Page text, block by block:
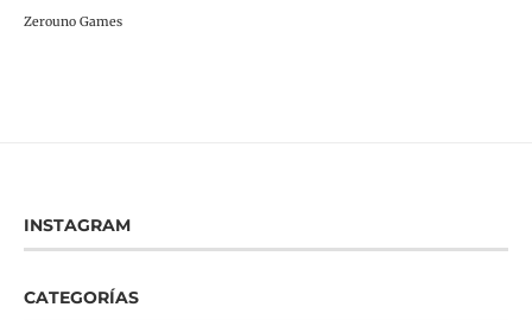
Zerouno Games
INSTAGRAM
CATEGORÍAS